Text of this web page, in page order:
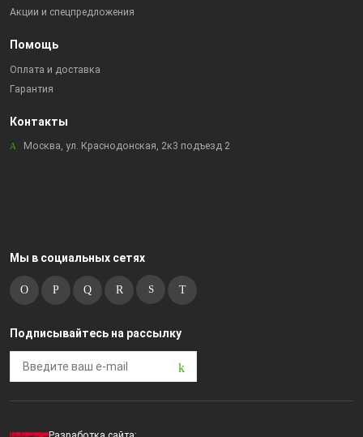
Акции и спецпредложения
Помощь
Оплата и доставка
Гарантия
Контакты
Москва, ул. Краснодонская, 2к3 подъезд 2
Мы в социальных сетях
Подписывайтесь на рассылку